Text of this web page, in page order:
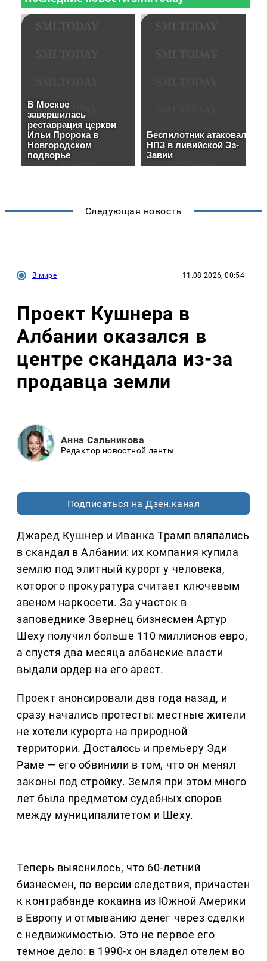
Следующая новость
В мире 11.08.2026, 00:54
Проект Кушнера в
Албании оказался в
центре скандала из-за
продавца земли
Анна Сальникова
Редактор новостной ленты
Подписаться на Дзен.канал
Джаред Кушнер и Иванка Трамп вляпались
в скандал в Албании: их компания купила
землю под элитный курорт у человека,
которого прокуратура считает ключевым
звеном наркосети. За участок в
заповеднике Звернец бизнесмен Артур
Шеху получил больше 110 миллионов евро,
а спустя два месяца албанские власти
выдали ордер на его арест.
Проект анонсировали два года назад, и
сразу начались протесты: местные жители
не хотели курорта на природной
территории. Досталось и премьеру Эди
Раме — его обвинили в том, что он менял
законы под стройку. Земля при этом много
лет была предметом судебных споров
между муниципалитетом и Шеху.
Теперь выяснилось, что 60-летний
бизнесмен, по версии следствия, причастен
к контрабанде кокаина из Южной Америки
в Европу и отмыванию денег через сделки
с недвижимостью. Это не первое его
темное дело: в 1990-х он владел отелем во